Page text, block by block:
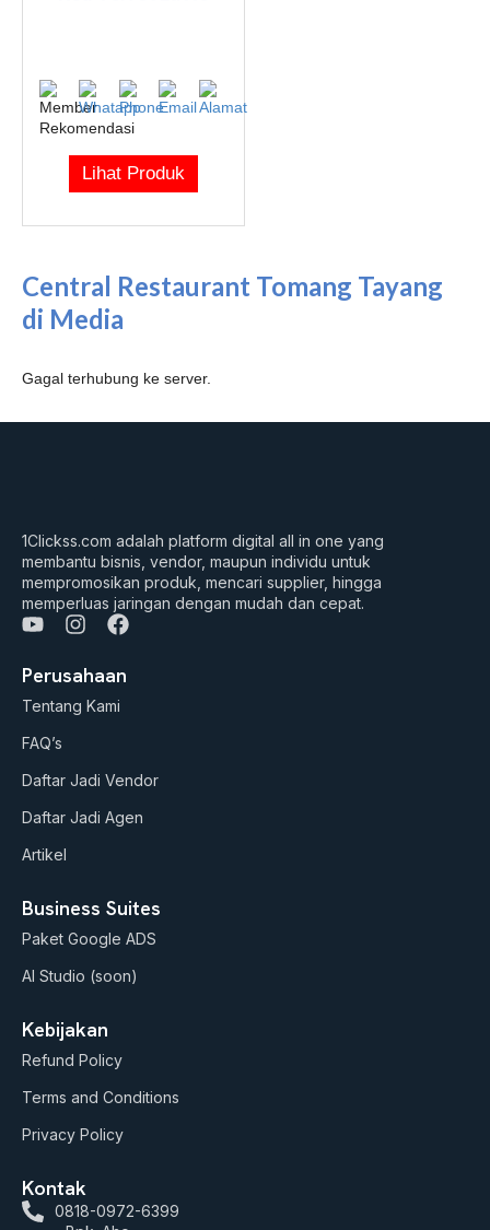
Lihat Produk
Central Restaurant Tomang Tayang
di Media
Gagal terhubung ke server.
1Clickss.com adalah platform digital all in one yang
membantu bisnis, vendor, maupun individu untuk
mempromosikan produk, mencari supplier, hingga
memperluas jaringan dengan mudah dan cepat.
Y
u
t
u
b
e
I
s
t
a
a
F
c
e
b
k
Perusahaan
Tentang Kami
FAQ’s
Daftar Jadi Vendor
Daftar Jadi Agen
Artikel
Business Suites
Paket Google ADS
AI Studio (soon)
Kebijakan
Refund Policy
Terms and Conditions
Privacy Policy
Kontak
0818-0972-6399